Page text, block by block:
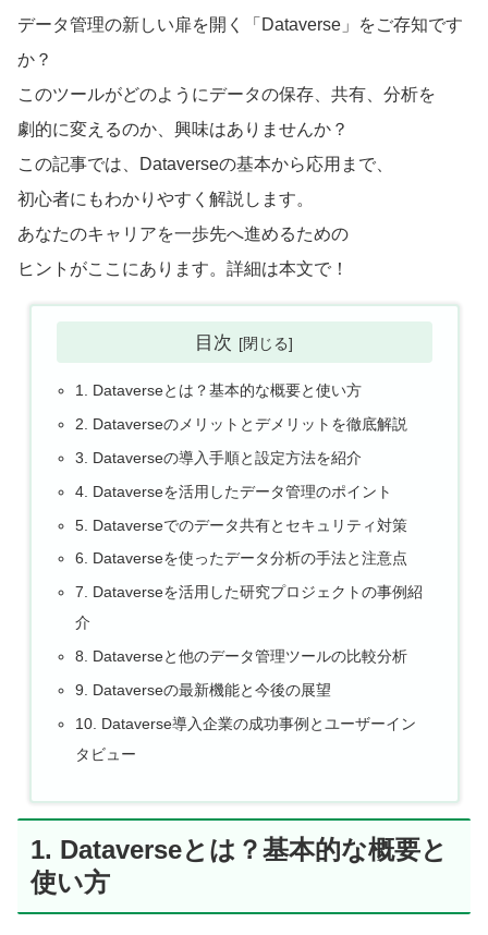
データ管理の新しい扉を開く「Dataverse」をご存知です
か？
このツールがどのようにデータの保存、共有、分析を
劇的に変えるのか、興味はありませんか？
この記事では、Dataverseの基本から応用まで、
初心者にもわかりやすく解説します。
あなたのキャリアを一歩先へ進めるための
ヒントがここにあります。詳細は本文で！
目次
1. Dataverseとは？基本的な概要と使い方
2. Dataverseのメリットとデメリットを徹底解説
3. Dataverseの導入手順と設定方法を紹介
4. Dataverseを活用したデータ管理のポイント
5. Dataverseでのデータ共有とセキュリティ対策
6. Dataverseを使ったデータ分析の手法と注意点
7. Dataverseを活用した研究プロジェクトの事例紹
介
8. Dataverseと他のデータ管理ツールの比較分析
9. Dataverseの最新機能と今後の展望
10. Dataverse導入企業の成功事例とユーザーイン
タビュー
1. Dataverseとは？基本的な概要と
使い方